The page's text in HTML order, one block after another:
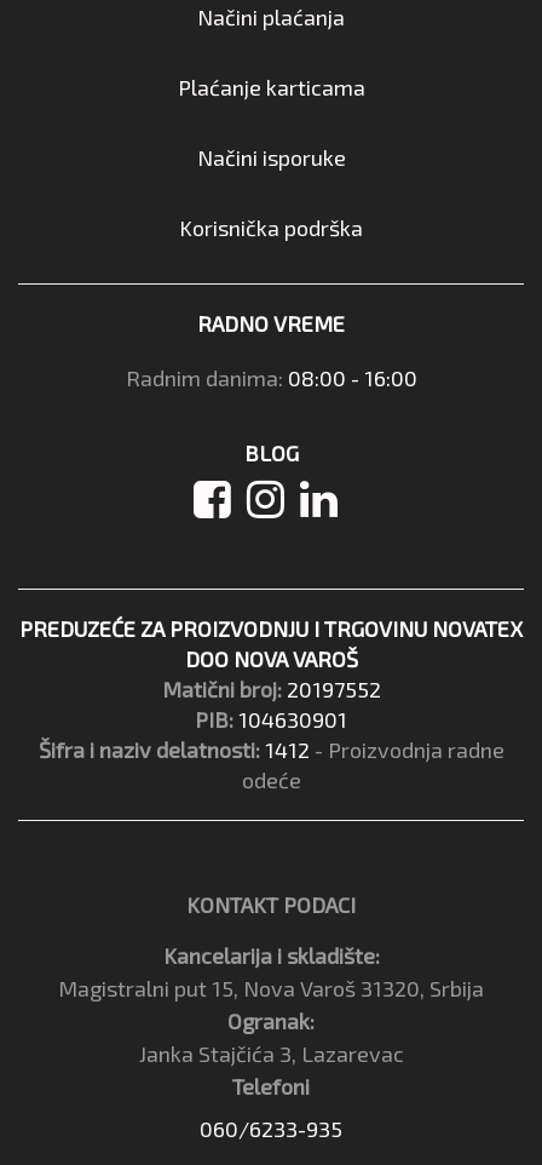
Načini plaćanja
Plaćanje karticama
Načini isporuke
Korisnička podrška
RADNO VREME
Radnim danima: 08:00 - 16:00
BLOG
PREDUZEĆE ZA PROIZVODNJU I TRGOVINU NOVATEX
DOO NOVA VAROŠ
Matični broj: 20197552
PIB: 104630901
Šifra i naziv delatnosti: 1412 - Proizvodnja radne
odeće
KONTAKT PODACI
Kancelarija i skladište:
Magistralni put 15, Nova Varoš 31320, Srbija
Ogranak:
Janka Stajčića 3, Lazarevac
Telefoni
060/6233-935